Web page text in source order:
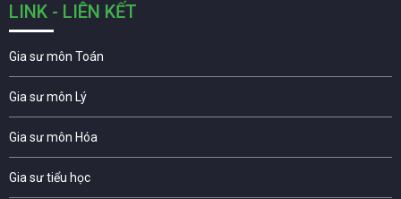
LINK - LIÊN KẾT
Gia sư môn Toán
Gia sư môn Lý
Gia sư môn Hóa
Gia sư tiểu học